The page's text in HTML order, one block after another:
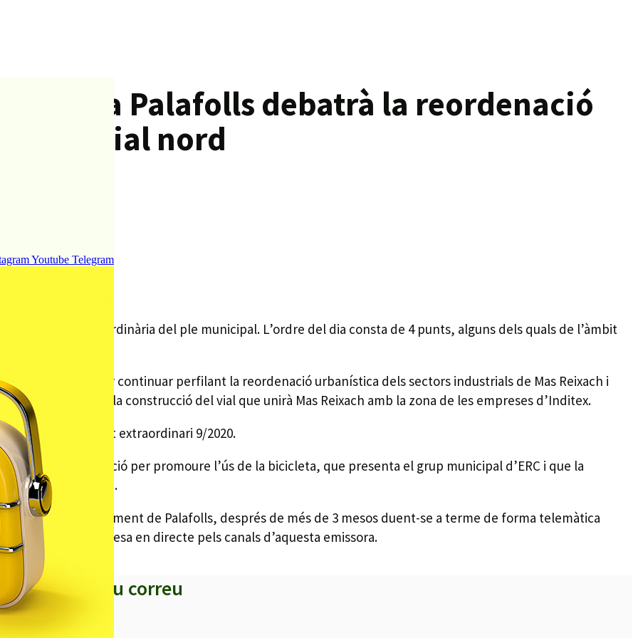
Youtube Telegram
demà a Palafolls debatrà la reordenació
industrial nord
una sessió extraordinària del ple municipal. L’ordre del dia consta de 4 punts, alguns dels quals de l’àmbit
segon, servirà per continuar perfilant la reordenació urbanística dels sectors industrials de Mas Reixach i
altres, facilitar la construcció del vial que unirà Mas Reixach amb la zona de les empreses d’Inditex.
de crèdit extraordinari 9/2020.
el debat de la moció per promoure l’ús de la bicicleta, que presenta el grup municipal d’ERC i que la
de l’Alt Maresme.
de l’Ajuntament de Palafolls, després de més de 3 mesos duent-se a terme de forma telemàtica
i serà retransmesa en directe pels canals d’aquesta emissora.
titulars al teu correu